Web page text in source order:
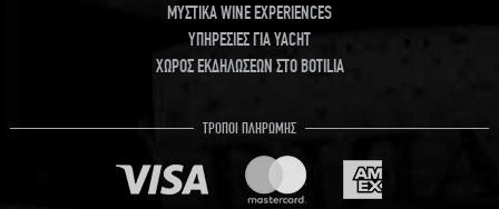
ΜΥΣΤΙΚΑ WINE EXPERIENCES
ΥΠΗΡΕΣΙΕΣ ΓΙΑ YACHT
ΧΩΡΟΣ ΕΚΔΗΛΩΣΕΩΝ ΣΤΟ BOTILIA
ΤΡΟΠΟΙ ΠΛΗΡΩΜΗΣ